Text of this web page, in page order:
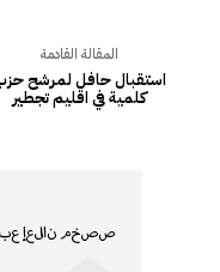
المقالة القادمة
استقبال حافل لمرشح
كلمية في اقليم تجطير